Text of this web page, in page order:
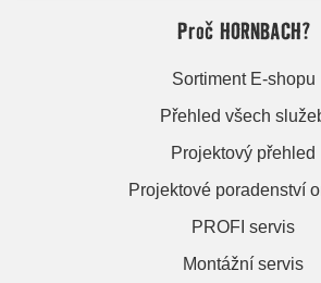
Proč HORNBACH?
Sortiment E-shopu
Přehled všech
Projektový přehled
Projektové poradenství
PROFI servis
Montážní servis